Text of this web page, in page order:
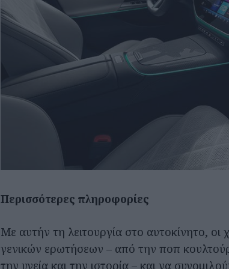
Περισσότερες πληροφορίες
Με αυτήν τη λειτουργία στο αυτοκίνητο,
γενικών ερωτήσεων – από την ποπ
την υγεία και την ιστορία – και να